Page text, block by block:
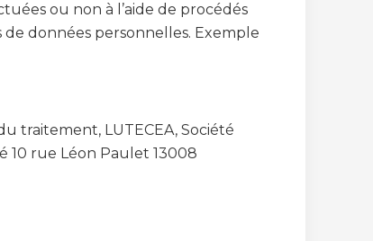
ou non à l’aide de procédés
données personnelles. Exemple
traitement, LUTECEA, Société
10 rue Léon Paulet 13008